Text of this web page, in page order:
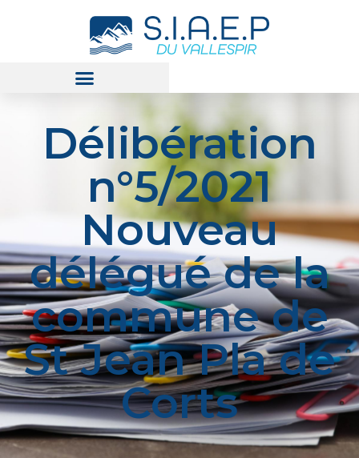
Délibération
n°5/2021
Nouveau
délégué de la
commune de
St Jean Pla de
Corts